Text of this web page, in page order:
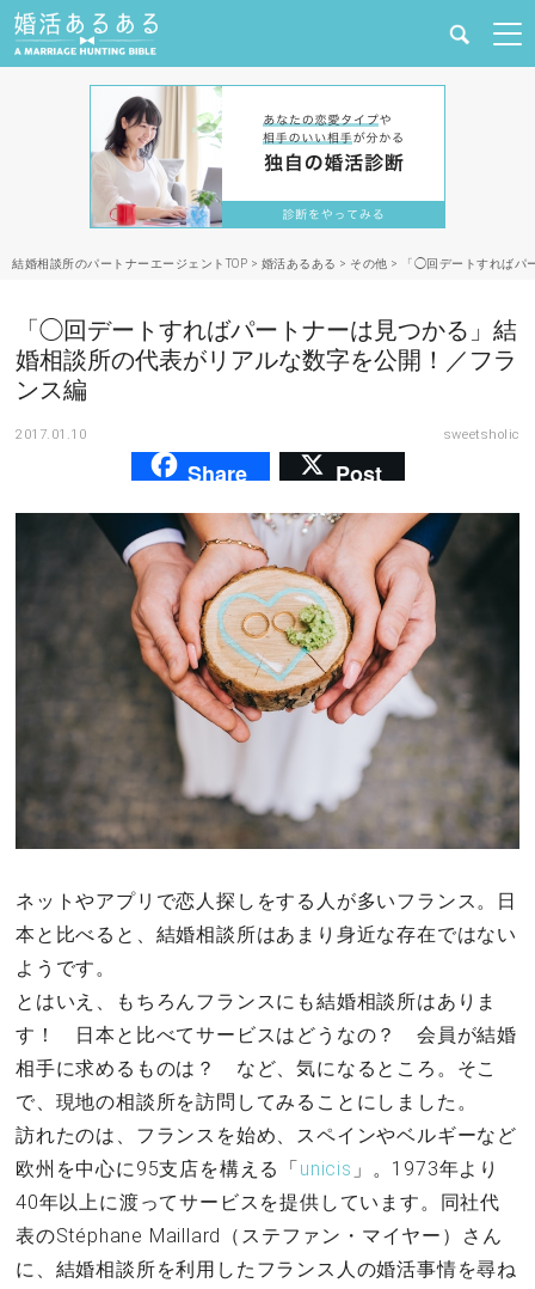
婚活と結婚
恋愛の悩み
合コン・街コン
マッチングアプリ
あるある
仕事とキャリア
占い・診断
ファッション・美容
グルメ
趣味・旅行
セックスライフ
感動
心の処方箋
結婚相談所のパートナーエージェントTOP > 婚活あるある > その他 > 「◯回デートすればパ
「◯回デートすればパートナーは見つかる」結
婚相談所の代表がリアルな数字を公開！／フラ
ンス編
2017.01.10 sweetsholic
Share Post
ネットやアプリで恋人探しをする人が多いフランス。日
本と比べると、結婚相談所はあまり身近な存在ではない
ようです。
とはいえ、もちろんフランスにも結婚相談所はありま
す！ 日本と比べてサービスはどうなの？ 会員が結婚
相手に求めるものは？ など、気になるところ。そこ
で、現地の相談所を訪問してみることにしました。
訪れたのは、フランスを始め、スペインやベルギーなど
欧州を中心に95支店を構える「unicis 」。1973年より
40年以上に渡ってサービスを提供しています。同社代
表のStéphane Maillard（ステファン・マイヤー）さん
に、結婚相談所を利用したフランス人の婚活事情を尋ね